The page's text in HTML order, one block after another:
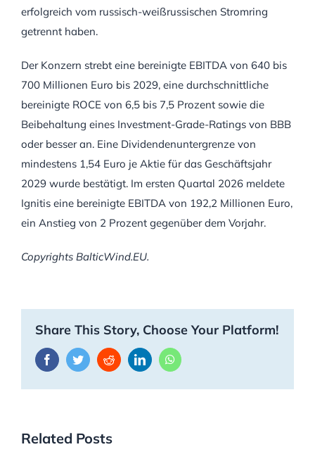
erfolgreich vom russisch-weißrussischen Stromring
getrennt haben.
Der Konzern strebt eine bereinigte EBITDA von 640 bis
700 Millionen Euro bis 2029, eine durchschnittliche
bereinigte ROCE von 6,5 bis 7,5 Prozent sowie die
Beibehaltung eines Investment-Grade-Ratings von BBB
oder besser an. Eine Dividendenuntergrenze von
mindestens 1,54 Euro je Aktie für das Geschäftsjahr
2029 wurde bestätigt. Im ersten Quartal 2026 meldete
Ignitis eine bereinigte EBITDA von 192,2 Millionen Euro,
ein Anstieg von 2 Prozent gegenüber dem Vorjahr.
Copyrights BalticWind.EU.
Share This Story, Choose Your Platform!
FacebookTwitterRedditLinkedInWhatsApp
Related Posts